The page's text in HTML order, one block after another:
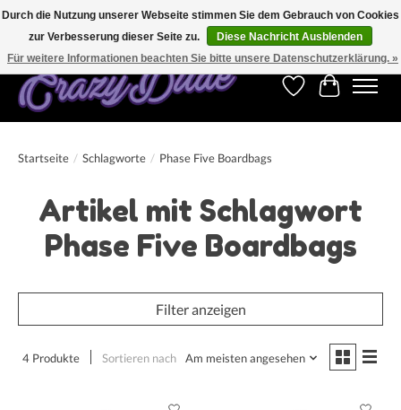
Kostenfreier Versand für Bestellungen ab 250 €. Weltweite Lieferung!
Wunschzettel
Ihr
Startseite / Schlagworte / Phase Five Boardbags
Artikel mit Schlagwort
Phase Five Boardbags
Filter anzeigen
4 Produkte Sortieren nach Am meisten angesehen
Durch die Nutzung unserer Webseite stimmen Sie dem Gebrauch von Cookies
zur Verbesserung dieser Seite zu.
Diese Nachricht Ausblenden
Für weitere Informationen beachten Sie bitte unsere Datenschutzerklärung. »